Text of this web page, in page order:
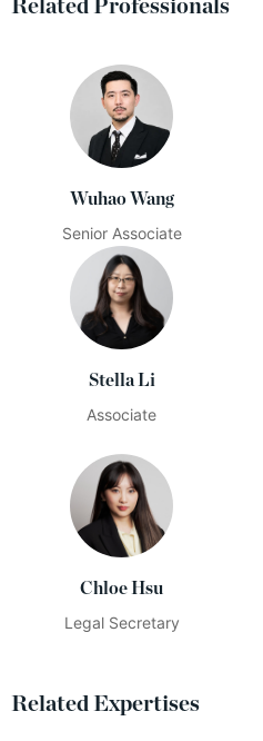
Related Professionals
Wuhao Wang
Senior Associate
Stella Li
Associate
Chloe Hsu
Legal Secretary
Related Expertises